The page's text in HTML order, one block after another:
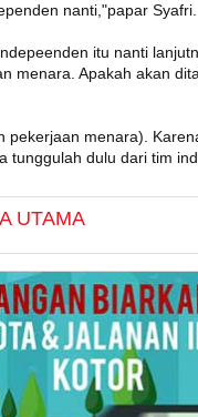
nanti,"papar Syafri.
itu nanti
menara. Apakah akan
pekerjaan menara).
tunggulah dulu dari tim
UTAMA